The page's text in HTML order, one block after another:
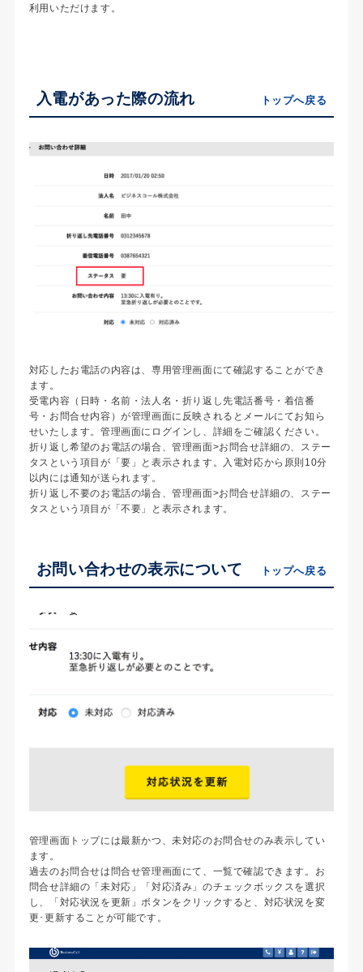
利用いただけます。
入電があった際の流れ トップへ戻る
対応したお電話の内容は、専用管理画面にて確認することができ
ます。
受電内容（日時・名前・法人名・折り返し先電話番号・着信番
号・お問合せ内容）が管理画面に反映されるとメールにてお知ら
せいたします。管理画面にログインし、詳細をご確認ください。
折り返し希望のお電話の場合、管理画面>お問合せ詳細の、ステー
タスという項目が「要」と表示されます。入電対応から原則10分
以内には通知が送られます。
折り返し不要のお電話の場合、管理画面>お問合せ詳細の、ステー
タスという項目が「不要」と表示されます。
お問い合わせの表示について トップへ戻る
管理画面トップには最新かつ、未対応のお問合せのみ表示してい
ます。
過去のお問合せは問合せ管理画面にて、一覧で確認できます。お
問合せ詳細の「未対応」「対応済み」のチェックボックスを選択
し、「対応状況を更新」ボタンをクリックすると、対応状況を変
更･更新することが可能です。